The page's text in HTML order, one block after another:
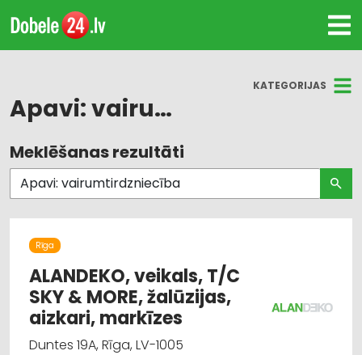
KATEGORIJAS
Apavi: vairumtirdzniecība
Visas nozares
Darba aizsardzības līdzekļi, formastērpi, darba
Suvenīri, dāvanas
Audumu un aizkaru tirdzniecība
Darba aizsardzības līdzekļi, darba apģērbi;
vairumtirdzniecība
Meklēšanas rezultāti
Rīga
ALANDEKO, veikals, T/C
SKY & MORE, žalūzijas,
aizkari, markīzes
Duntes 19A, Rīga, LV-1005